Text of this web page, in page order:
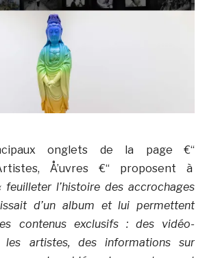
onglets de la page €“
Å’uvres €“ proposent à
feuilleter l’histoire des accrochages
d’un album et lui permettent
contenus exclusifs : des vidéo-
les artistes, des informations sur